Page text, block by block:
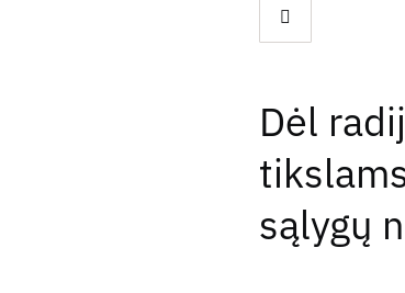
Dėl
sąlygų